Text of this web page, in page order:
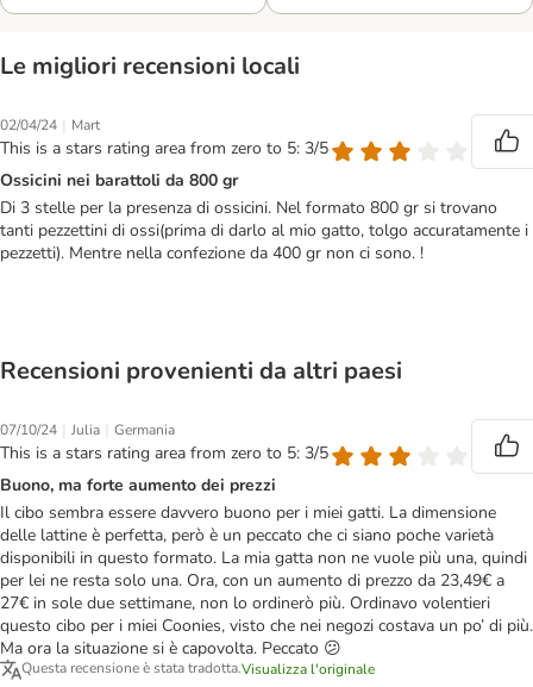
Le migliori recensioni locali
02/04/24 | Mart
This is a stars rating area from zero to 5: 3/5
Ossicini nei barattoli da 800 gr
Di 3 stelle per la presenza di ossicini. Nel formato 800 gr si trovano
tanti pezzettini di ossi(prima di darlo al mio gatto, tolgo accuratamente i
pezzetti). Mentre nella confezione da 400 gr non ci sono. !
Recensioni provenienti da altri paesi
07/10/24 | Julia | Germania
This is a stars rating area from zero to 5: 3/5
Buono, ma forte aumento dei prezzi
Il cibo sembra essere davvero buono per i miei gatti. La dimensione
delle lattine è perfetta, però è un peccato che ci siano poche varietà
disponibili in questo formato. La mia gatta non ne vuole più una, quindi
per lei ne resta solo una. Ora, con un aumento di prezzo da 23,49€ a
27€ in sole due settimane, non lo ordinerò più. Ordinavo volentieri
questo cibo per i miei Coonies, visto che nei negozi costava un po’ di più.
Ma ora la situazione si è capovolta. Peccato 😕
Questa recensione è stata tradotta.Visualizza l'originale